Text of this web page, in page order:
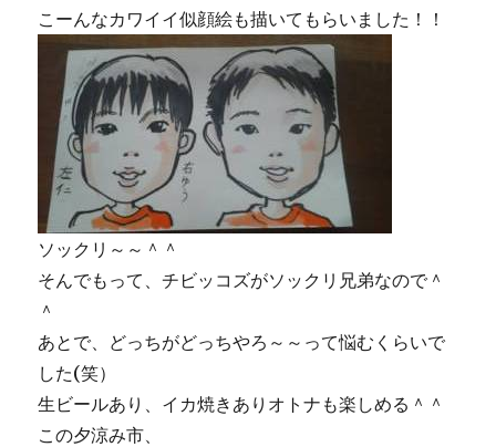
こーんなカワイイ似顔絵も描いてもらいました！！
ソックリ～～＾＾
そんでもって、チビッコズがソックリ兄弟なので＾
＾
あとで、どっちがどっちやろ～～って悩むくらいで
した(笑）
生ビールあり、イカ焼きありオトナも楽しめる＾＾
この夕涼み市、